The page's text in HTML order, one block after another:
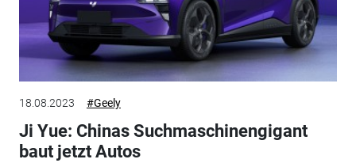
18.08.2023 #Geely
Ji Yue: Chinas Suchmaschinengigant
baut jetzt Autos